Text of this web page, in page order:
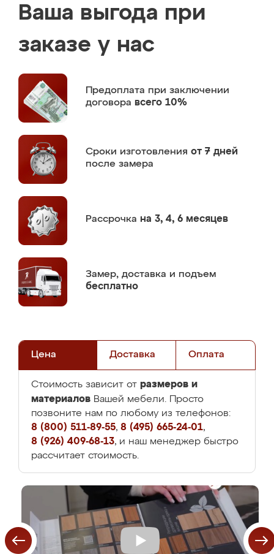
Ваша выгода при
заказе у нас
Предоплата при заключении
договора всего 10%
Сроки изготовления от 7 дней
после замера
Рассрочка на 3, 4, 6 месяцев
Замер, доставка и подъем
бесплатно
Цена Доставка Оплата
Стоимость зависит от размеров и
материалов Вашей мебели. Просто
позвоните нам по любому из телефонов:
8 (800) 511-89-55, 8 (495) 665-24-01,
8 (926) 409-68-13, и наш менеджер быстро
рассчитает стоимость.